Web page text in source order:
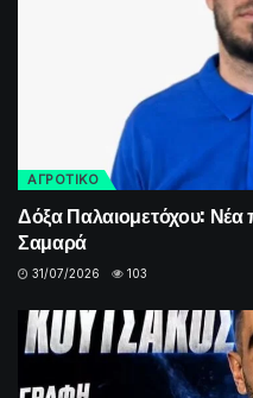
ΑΓΡΟΤΙΚΟ
Δόξα Παλαιομετόχου:
Σαμαρά
31/07/2026 103